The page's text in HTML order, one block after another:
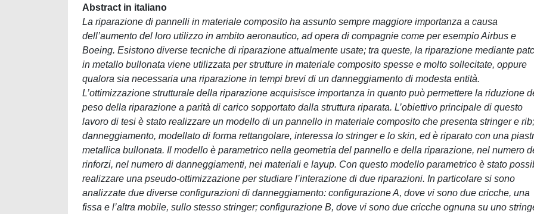
Abstract in italiano
La riparazione di pannelli in materiale composito ha assunto sempre maggiore importanza a causa
dell’aumento del loro utilizzo in ambito aeronautico, ad opera di compagnie come per esempio Airbus e
Boeing. Esistono diverse tecniche di riparazione attualmente usate; tra queste, la riparazione mediante
in metallo bullonata viene utilizzata per strutture in materiale composito spesse e molto sollecitate, oppure
qualora sia necessaria una riparazione in tempi brevi di un danneggiamento di modesta entità.
L’ottimizzazione strutturale della riparazione acquisisce importanza in quanto può permettere la riduzione
peso della riparazione a parità di carico sopportato dalla struttura riparata. L’obiettivo principale di questo
lavoro di tesi è stato realizzare un modello di un pannello in materiale composito che presenta stringer e
danneggiamento, modellato di forma rettangolare, interessa lo stringer e lo skin, ed è riparato con una
metallica bullonata. Il modello è parametrico nella geometria del pannello e della riparazione, nel numero
rinforzi, nel numero di danneggiamenti, nei materiali e layup. Con questo modello parametrico è stato
realizzare una pseudo-ottimizzazione per studiare l’interazione di due riparazioni. In particolare si sono
analizzate due diverse configurazioni di danneggiamento: configurazione A, dove vi sono due cricche, una
fissa e l’altra mobile, sullo stesso stringer; configurazione B, dove vi sono due cricche ognuna su uno